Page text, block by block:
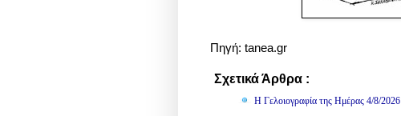
Πηγή: tanea.gr
Σχετικά Άρθρα :
Η Γελοιογραφία της Ημέρας 4/8/2026